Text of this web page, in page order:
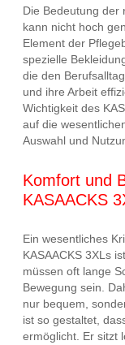
Die Bedeutung der
kann nicht hoch
Element der
spezielle
die den
und ihre Arbeit
Wichtigkeit des
auf die
Auswahl und
Komfort und
KASAACKS
Ein wesentliches
KASAACKS 3XLs
müssen oft lange
Bewegung sein.
nur bequem,
ist so gestaltet,
ermöglicht. Er sitzt